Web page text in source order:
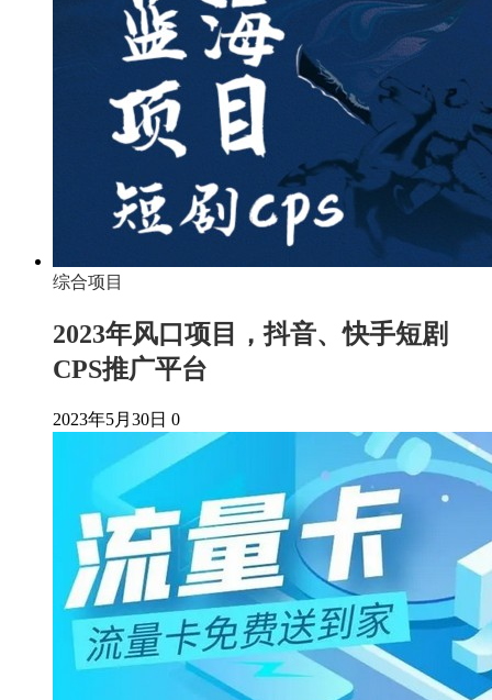
综合项目
2023年风口项目，抖音、快手短剧
CPS推广平台
2023年5月30日 0